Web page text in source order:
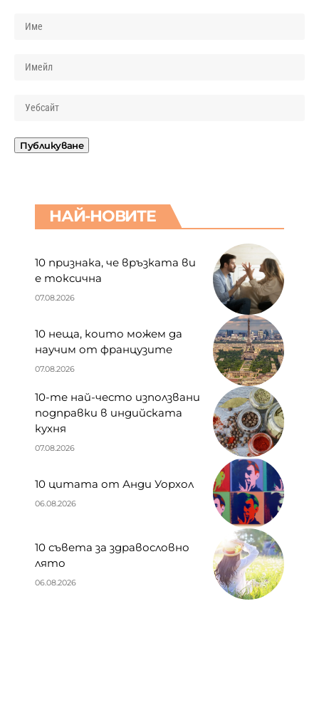
НАЙ-НОВИТЕ
10 признака, че връзката ви
е токсична
07.08.2026
10 неща, които можем да
научим от французите
07.08.2026
10-те най-често използвани
подправки в индийската
кухня
07.08.2026
10 цитата от Анди Уорхол
06.08.2026
10 съвета за здравословно
лято
06.08.2026